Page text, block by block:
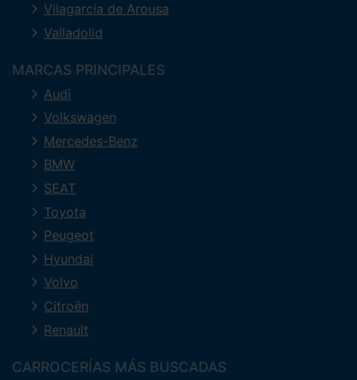
Vilagarcía de Arousa
Valladolid
MARCAS PRINCIPALES
Audi
Volkswagen
Mercedes-Benz
BMW
SEAT
Toyota
Peugeot
Hyundai
Volvo
Citroën
Renault
CARROCERÍAS MÁS BUSCADAS